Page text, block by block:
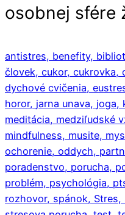
osobnej sfére
antistres, benefity,
človek, cukor, cukrovka,
dychové cvičenia,
horor, jarna unava, joga,
meditácia, medziľudské
mindfulness, musite,
ochorenie, oddych,
poradenstvo, porucha,
problém, psychológia,
rozhovor, spánok, Stres,